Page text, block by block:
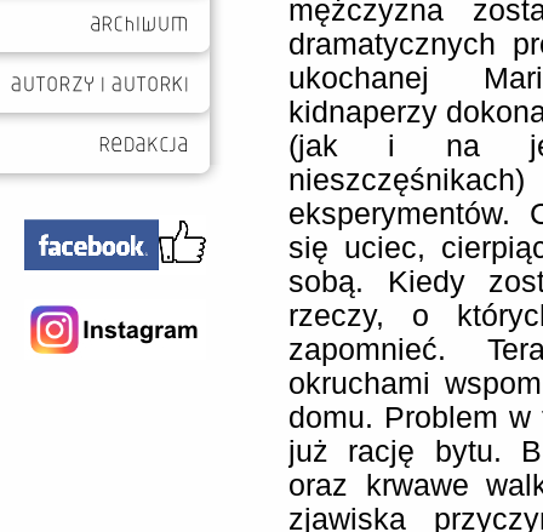
mężczyzna
dramatycznych
ukochanej
kidnaperzy
(jak i na
eksperymentów.
się uciec,
sobą. Kiedy
rzeczy, o
zapomnieć.
okruchami
domu. Problem w
już rację bytu.
oraz krwawe
zjawiska